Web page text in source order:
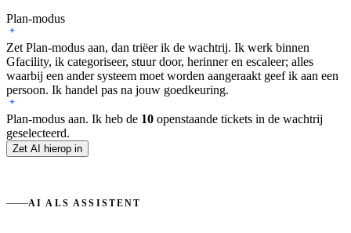
Plan-modus
Zet Plan-modus aan, dan triëer ik de wachtrij. Ik werk binnen
Gfacility, ik categoriseer, stuur door, herinner en escaleer; alles
waarbij een ander systeem moet worden aangeraakt geef ik aan een
persoon. Ik handel pas na jouw goedkeuring.
Plan-modus aan. Ik heb de 10 openstaande tickets in de wachtrij
geselecteerd.
Zet AI hierop in
AI ALS ASSISTENT